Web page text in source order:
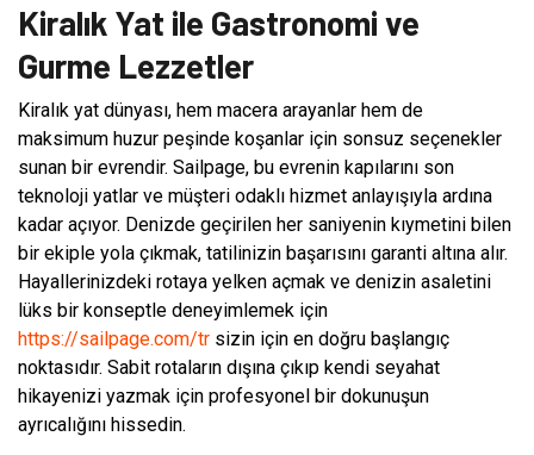
Kiralık Yat ile Gastronomi ve
Gurme Lezzetler
Kiralık yat dünyası, hem macera arayanlar hem de
maksimum huzur peşinde koşanlar için sonsuz seçenekler
sunan bir evrendir. Sailpage, bu evrenin kapılarını son
teknoloji yatlar ve müşteri odaklı hizmet anlayışıyla ardına
kadar açıyor. Denizde geçirilen her saniyenin kıymetini bilen
bir ekiple yola çıkmak, tatilinizin başarısını garanti altına alır.
Hayallerinizdeki rotaya yelken açmak ve denizin asaletini
lüks bir konseptle deneyimlemek için
https://sailpage.com/tr sizin için en doğru başlangıç
noktasıdır. Sabit rotaların dışına çıkıp kendi seyahat
hikayenizi yazmak için profesyonel bir dokunuşun
ayrıcalığını hissedin.